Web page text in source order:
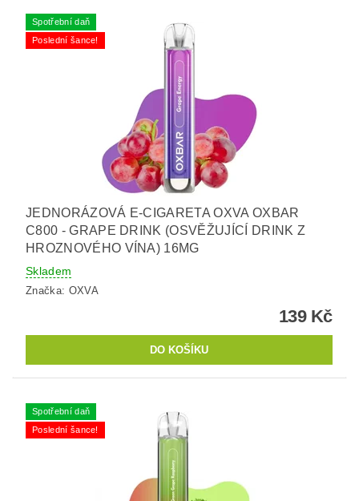
Spotřební daň
Poslední šance!
JEDNORÁZOVÁ E-CIGARETA OXVA OXBAR
C800 - GRAPE DRINK (OSVĚŽUJÍCÍ DRINK Z
HROZNOVÉHO VÍNA) 16MG
Skladem
Značka: OXVA
139 Kč
Spotřební daň
Poslední šance!